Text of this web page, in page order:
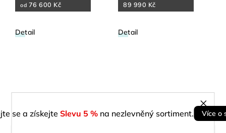
se a získejte Slevu 5 % na nezlevněný sortiment. Více o
od 76 600 Kč
Detail
89 990 Kč
Detail